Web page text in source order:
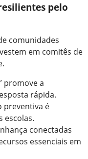
pelo
comunidades
em comitês de
promove a
rápida.
preventiva é
escolas.
conectadas
essenciais em